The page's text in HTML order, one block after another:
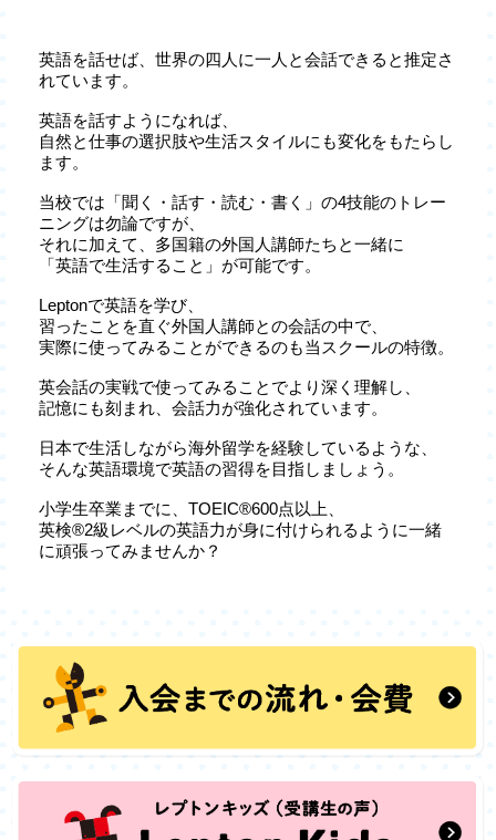
英語を話せば、世界の四人に一人と会話できると推定さ
れています。
英語を話すようになれば、
自然と仕事の選択肢や生活スタイルにも変化をもたらし
ます。
当校では「聞く・話す・読む・書く」の4技能のトレー
ニングは勿論ですが、
それに加えて、多国籍の外国人講師たちと一緒に
「英語で生活すること」が可能です。
Leptonで英語を学び、
習ったことを直ぐ外国人講師との会話の中で、
実際に使ってみることができるのも当スクールの特徴。
英会話の実戦で使ってみることでより深く理解し、
記憶にも刻まれ、会話力が強化されています。
日本で生活しながら海外留学を経験しているような、
そんな英語環境で英語の習得を目指しましょう。
小学生卒業までに、TOEIC®600点以上、
英検®2級レベルの英語力が身に付けられるように一緒
に頑張ってみませんか？